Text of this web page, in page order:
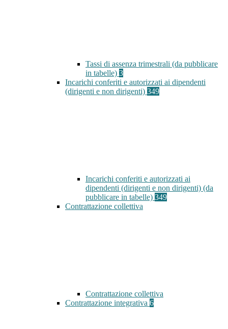
Tassi di assenza trimestrali (da pubblicare
in tabelle) 3
Incarichi conferiti e autorizzati ai dipendenti
(dirigenti e non dirigenti) 349
Incarichi conferiti e autorizzati ai
dipendenti (dirigenti e non dirigenti) (da
pubblicare in tabelle) 349
Contrattazione collettiva
Contrattazione collettiva
Contrattazione integrativa 6